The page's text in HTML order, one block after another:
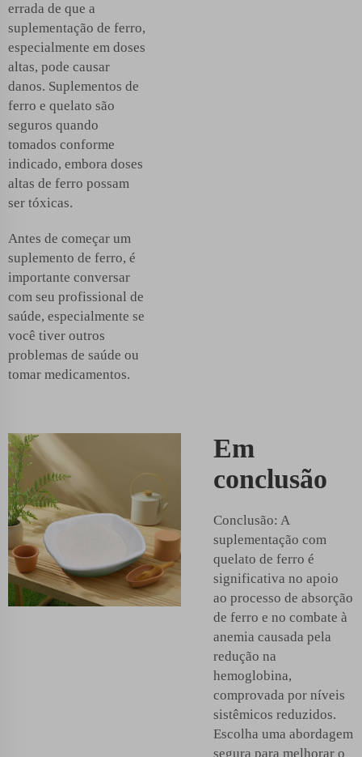
errada de que a
suplementação de ferro,
especialmente em doses
altas, pode causar
danos. Suplementos de
ferro e quelato são
seguros quando
tomados conforme
indicado, embora doses
altas de ferro possam
ser tóxicas.
Antes de começar um
suplemento de ferro, é
importante conversar
com seu profissional de
saúde, especialmente se
você tiver outros
problemas de saúde ou
tomar medicamentos.
Em
conclusão
Conclusão: A
suplementação com
quelato de ferro é
significativa no apoio
ao processo de absorção
de ferro e no combate à
anemia causada pela
redução na
hemoglobina,
comprovada por níveis
sistêmicos reduzidos.
Escolha uma abordagem
segura para melhorar o